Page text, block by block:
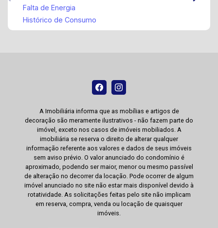
Falta de Energia
Histórico de Consumo
A Imobiliária informa que as mobílias e artigos de
decoração são meramente ilustrativos - não fazem parte do
imóvel, exceto nos casos de imóveis mobiliados. A
imobiliária se reserva o direito de alterar qualquer
informação referente aos valores e dados de seus imóveis
sem aviso prévio. O valor anunciado do condomínio é
aproximado, podendo ser maior, menor ou mesmo passível
de alteração no decorrer da locação. Pode ocorrer de algum
imóvel anunciado no site não estar mais disponível devido à
rotatividade. As solicitações feitas pelo site não implicam
em reserva, compra, venda ou locação de quaisquer
imóveis.